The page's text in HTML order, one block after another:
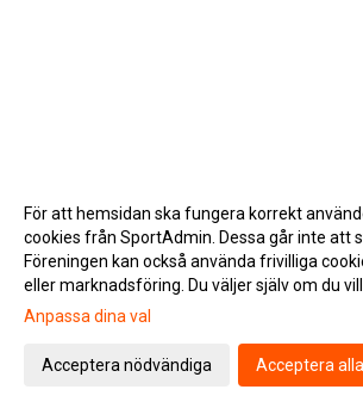
Gå till Webbversion
För att hemsidan ska fungera korrekt
cookies från SportAdmin. Dessa går inte att
Föreningen kan också använda frivilliga
eller marknadsföring. Du väljer själv om du
Anpassa dina val
Acceptera nödvändiga Acceptera alla